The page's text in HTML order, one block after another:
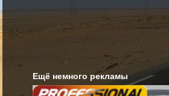
Ещё немного рекламы